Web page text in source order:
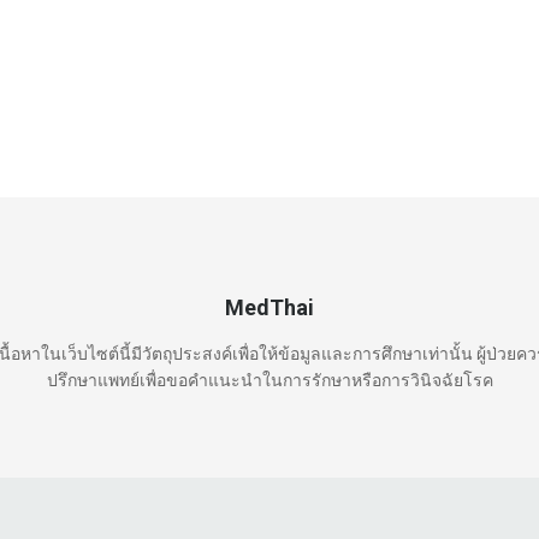
MedThai
อหาในเว็บไซต์นี้มีวัตถุประสงค์เพื่อให้ข้อมูลและการศึกษาเท่านั้น ผู้ป่วยค
ปรึกษาแพทย์เพื่อขอคำแนะนำในการรักษาหรือการวินิจฉัยโรค